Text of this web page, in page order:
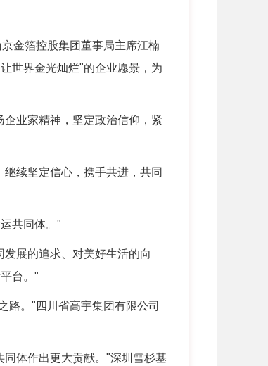
金箔控股集团董事局主席江楠
世界金光灿烂"的企业愿景，为
业家精神，坚定政治信仰，紧
续坚定信心，携手共进，共同
共同体。"
展的追求、对美好生活的向
台。"
。"四川省高宇集团有限公司
体作出更大贡献。"深圳雪杉基